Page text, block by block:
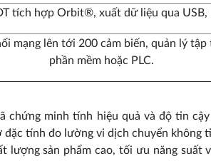
tích hợp Orbit®, xuất dữ liệu qua USB,
mạng lên tới 200 cảm biến, quản lý tập
phần mềm hoặc PLC.
chứng minh tính hiệu quả và độ tin
tính đo lường vi dịch chuyển không
lượng sản phẩm cao, tối ưu năng suất